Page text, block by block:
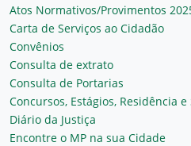
Atos Normativos/Provimentos
Carta de Serviços ao Cidadão
Convênios
Consulta de extrato
Consulta de Portarias
Concursos, Estágios, Residência
Diário da Justiça
Encontre o MP na sua Cidade